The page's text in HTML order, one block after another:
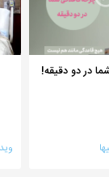
در دو دقیقه!